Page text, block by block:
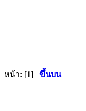
หน้า: [1] ขึ้นบน